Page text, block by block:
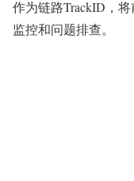
作为链路TrackID，
监控和问题排查。